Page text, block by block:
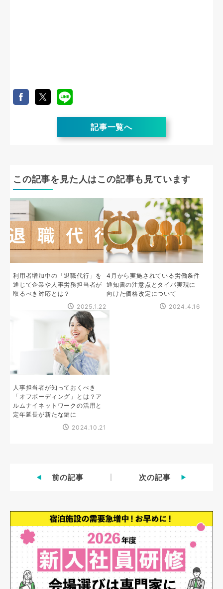
記事一覧へ
この記事を見た人はこの記事も見ています
利用者増加中の「退職代行」を
通じて企業や人事労務担当者が
取るべき対応とは？
2025.1.22
4月から実施されている労働条件
通知書の注意点とタイパ実現に
向けた価格改定について
2024.4.16
人事担当者が知っておくべき
「オフボーディング」とは？ア
ルムナイネットワークの活用と
定年延長が新たな鍵に
2024.10.21
前の記事 次の記事